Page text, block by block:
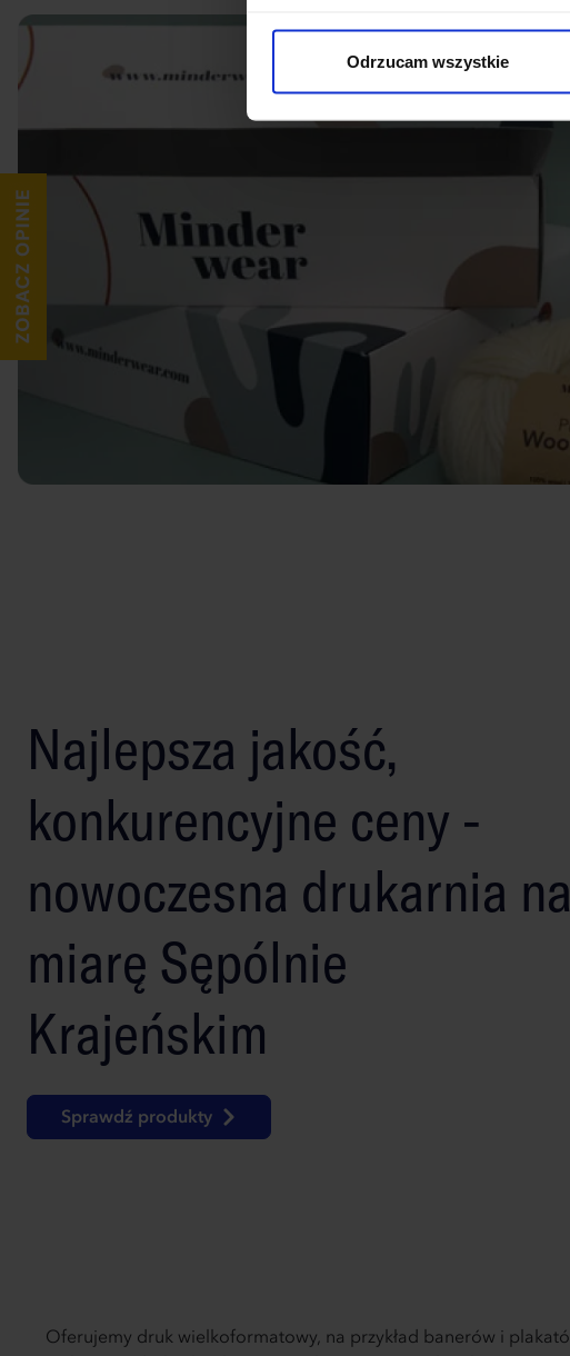
Odrzucam wszystkie
Najlepsza jakość,
konkurencyjne ceny -
nowoczesna drukarnia na
miarę Sępólnie
Krajeńskim
Sprawdź produkty
Oferujemy druk wielkoformatowy, na przykład banerów i